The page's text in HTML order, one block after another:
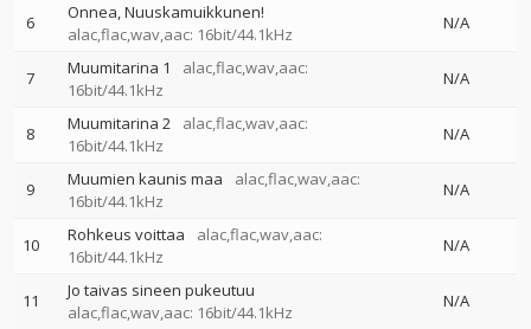
6
Onnea, Nuuskamuikkunen!
alac,flac,wav,aac: 16bit/44.1kHz
N/A
7 Muumitarina 1
alac,flac,wav,aac:
16bit/44.1kHz
N/A
8 Muumitarina 2
alac,flac,wav,aac:
16bit/44.1kHz
N/A
9 Muumien kaunis maa
alac,flac,wav,aac:
16bit/44.1kHz
N/A
10 Rohkeus voittaa
alac,flac,wav,aac:
16bit/44.1kHz
N/A
11
Jo taivas sineen pukeutuu
alac,flac,wav,aac: 16bit/44.1kHz
N/A